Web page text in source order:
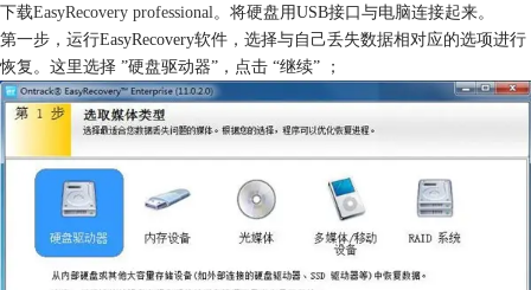
下载EasyRecovery professional。将硬盘用USB接口与电脑连接起来。
第一步，运行EasyRecovery软件，选择与自己丢失数据相对应的选项进行
恢复。这里选择 ”硬盘驱动器”，点击 “继续” ；